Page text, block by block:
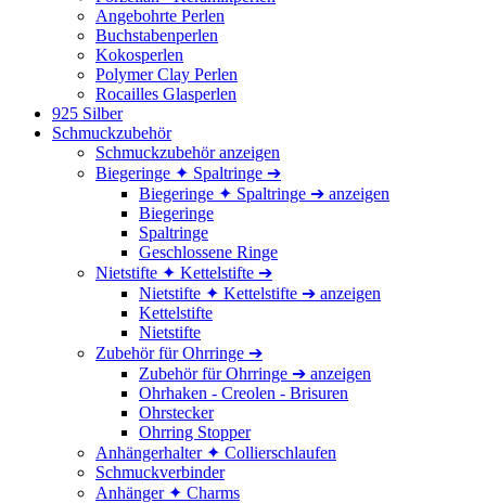
Angebohrte Perlen
Buchstabenperlen
Kokosperlen
Polymer Clay Perlen
Rocailles Glasperlen
925 Silber
Schmuckzubehör
Schmuckzubehör anzeigen
Biegeringe ✦ Spaltringe ➔
Biegeringe ✦ Spaltringe ➔ anzeigen
Biegeringe
Spaltringe
Geschlossene Ringe
Nietstifte ✦ Kettelstifte ➔
Nietstifte ✦ Kettelstifte ➔ anzeigen
Kettelstifte
Nietstifte
Zubehör für Ohrringe ➔
Zubehör für Ohrringe ➔ anzeigen
Ohrhaken - Creolen - Brisuren
Ohrstecker
Ohrring Stopper
Anhängerhalter ✦ Collierschlaufen
Schmuckverbinder
Anhänger ✦ Charms